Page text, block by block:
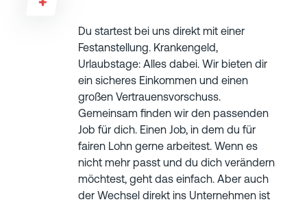
Du startest bei uns direkt mit einer
Festanstellung. Krankengeld,
Urlaubstage: Alles dabei. Wir bieten dir
ein sicheres Einkommen und einen
großen Vertrauensvorschuss.
Gemeinsam finden wir den passenden
Job für dich. Einen Job, in dem du für
fairen Lohn gerne arbeitest. Wenn es
nicht mehr passt und du dich verändern
möchtest, geht das einfach. Aber auch
der Wechsel direkt ins Unternehmen ist